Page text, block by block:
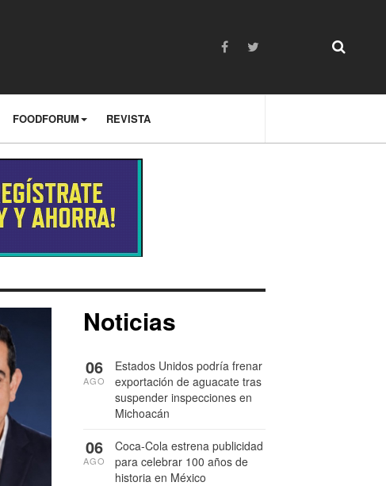
FOODFORUM REVISTA
Noticias
Estados Unidos podría frenar
exportación de aguacate tras
suspender inspecciones en
Michoacán
06
AGO
Coca-Cola estrena publicidad
para celebrar 100 años de
historia en México
06
AGO